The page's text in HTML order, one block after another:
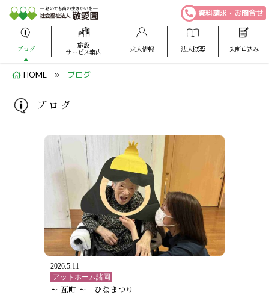
ブログ
施設
サービス案内
求人情報 法人概要 入所申込み
資料請求・お問合せ
HOME ブログ
ブログ
2026.5.11
アットホーム諸岡
～ 瓦町 ～ ひなまつり